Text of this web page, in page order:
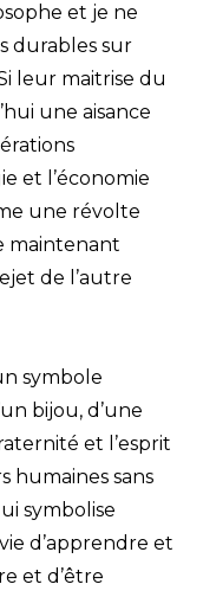
et je ne
durables sur
leur maitrise du
une aisance
et l’économie
une révolte
maintenant
de l’autre
symbole
bijou, d’une
et l’esprit
humaines sans
symbolise
d’apprendre et
et d’être